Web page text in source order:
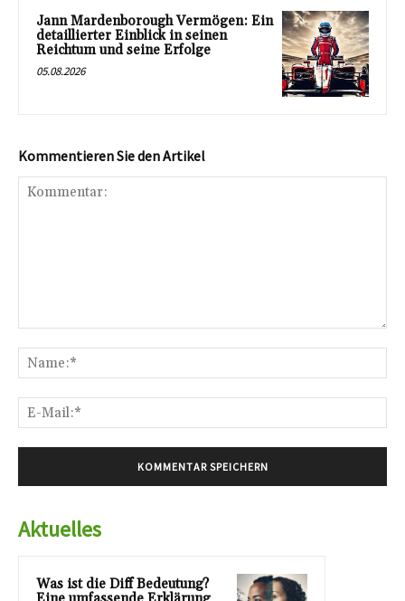
Jann Mardenborough Vermögen: Ein
detaillierter Einblick in seinen
Reichtum und seine Erfolge
05.08.2026
Kommentieren Sie den Artikel
Aktuelles
Was ist die Diff Bedeutung?